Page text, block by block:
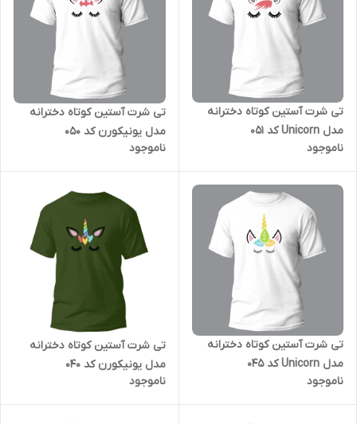
تی شرت آستین کوتاه دخترانه
مدل Unicorn کد 051
ناموجود
تی شرت آستین کوتاه دخترانه
مدل یونیکورن کد 050
ناموجود
تی شرت آستین کوتاه دخترانه
مدل Unicorn کد 045
ناموجود
تی شرت آستین کوتاه دخترانه
مدل یونیکورن کد 040
ناموجود